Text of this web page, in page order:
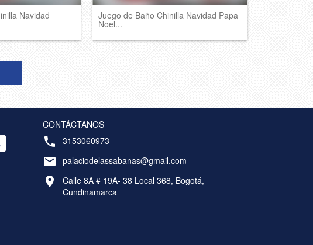
Navidad Juego de Baño Chinilla Navidad Papa
Noel...
CONTÁCTANOS
3153060973
palaciodelassabanas@gmail.com
Calle 8A # 19A- 38 Local 368, Bogotá,
Cundinamarca